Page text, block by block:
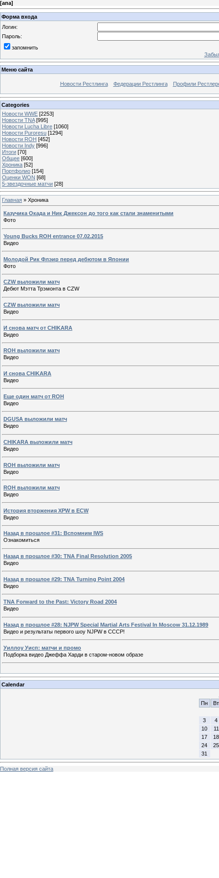
[апа]
Форма входа
Логин:
Пароль:
запомнить
Меню сайта
Новости Рестлинга Федерации Рестлинга Профили
Categories
Новости WWE [2253]
Новости TNA [995]
Новости Lucha Libre [1060]
Новости Puroresu [1294]
Новости ROH [452]
Новости Indy [996]
Итоги [70]
Общее [600]
Хроника [52]
Портфолио [154]
Оценки WON [68]
5-звездочные матчи [28]
Главная » Хроника
Казучика Окада и Ник Джексон до того как стали знаменитыми
Фото
Young Bucks ROH entrance 07.02.2015
Видео
Молодой Рик Флэир перед дебютом в Японии
Фото
CZW выложили матч
Дебют Мэтта Трэмонта в CZW
CZW выложили матч
Видео
И снова матч от CHIKARA
Видео
ROH выложили матч
Видео
И снова CHIKARA
Видео
Еще один матч от ROH
Видео
DGUSA выложили матч
Видео
CHIKARA выложили матч
Видео
ROH выложили матч
Видео
ROH выложили матч
Видео
История вторжения XPW в ECW
Видео
Назад в прошлое #31: Вспомним IWS
Ознакомиться
Назад в прошлое #30: TNA Final Resolution 2005
Видео
Назад в прошлое #29: TNA Turning Point 2004
Видео
TNA Forward to the Past: Victory Road 2004
Видео
Назад в прошлое #28: NJPW Special Martial Arts Festival In Moscow 31.12.1989
Видео и результаты первого шоу NJPW в СССР!
Уиллоу Уисп: матчи и промо
Подборка видео Джеффа Харди в старом-новом образе
Calendar
Пн
Вт
3
4
10
11
17
18
24
25
31
Полная версия сайта